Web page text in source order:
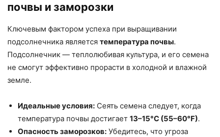
почвы и заморозки
Ключевым фактором успеха при выращивании
подсолнечника является температура почвы.
Подсолнечник — теплолюбивая культура, и его семена
не смогут эффективно прорасти в холодной и влажной
земле.
Идеальные условия: Сеять семена следует, когда
температура почвы достигает 13–15°C (55–60°F).
Опасность заморозков: Убедитесь, что угроза